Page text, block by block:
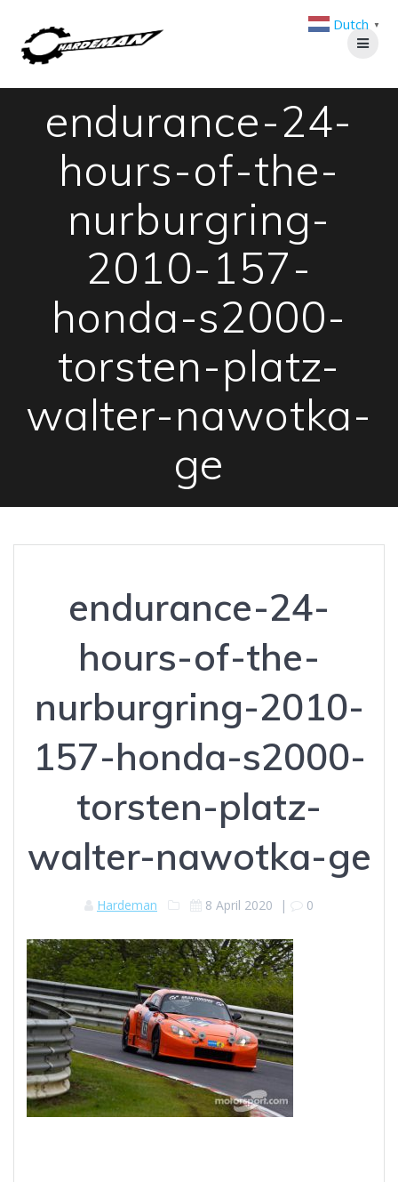
endurance-24-
hours-of-the-
nurburgring-
2010-157-
honda-s2000-
torsten-platz-
walter-nawotka-
ge
endurance-24-
hours-of-the-
nurburgring-2010-
157-honda-s2000-
torsten-platz-
walter-nawotka-ge
Hardeman 8 April 2020 | 0
Dutch ▼